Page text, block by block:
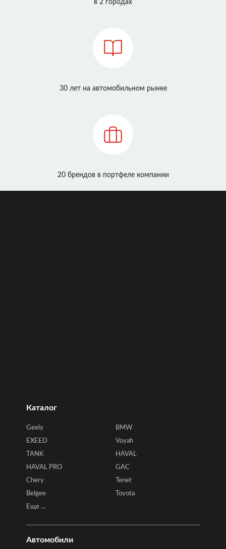
в 2 городах
30 лет на автомобильном рынке
20 брендов в портфеле компании
Каталог
Geely
BMW
EXEED
Voyah
TANK
HAVAL
HAVAL PRO
GAC
Chery
Tenet
Belgee
Toyota
Еще ...
Автомобили